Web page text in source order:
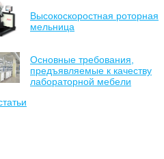
Высокоскоростная роторная
мельница
Основные требования,
предъявляемые к качеству
лабораторной мебели